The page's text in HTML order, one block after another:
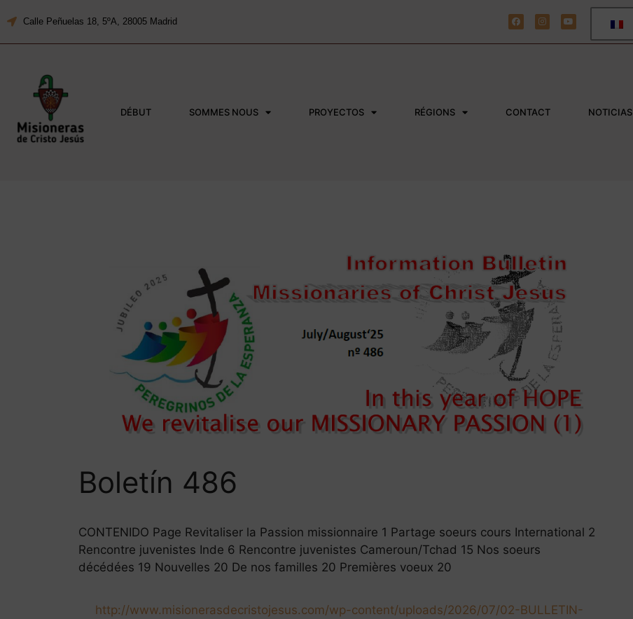
Calle Peñuelas 18, 5ºA, 28005 Madrid
DÉBUT SOMMES NOUS PROYECTOS RÉGIONS CONTACT NOTICIAS
Boletín 486
CONTENIDO Page Revitaliser la Passion missionnaire 1 Partage soeurs cours International 2
Rencontre juvenistes Inde 6 Rencontre juvenistes Cameroun/Tchad 15 Nos soeurs
décédées 19 Nouvelles 20 De nos familles 20 Premières voeux 20
http://www.misionerasdecristojesus.com/wp-content/uploads/2026/07/02-BULLETIN-